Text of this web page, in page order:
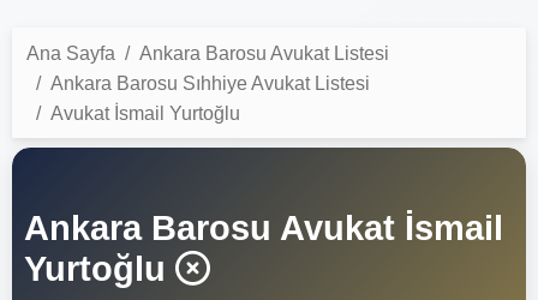
Ana Sayfa
Ankara Barosu Avukat Listesi
Ankara Barosu Sıhhiye Avukat Listesi
Avukat İsmail Yurtoğlu
Ankara Barosu Avukat İsmail
Yurtoğlu